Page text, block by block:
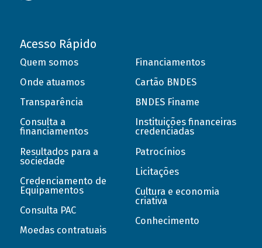
Acesso Rápido
Quem somos
Onde atuamos
Transparência
Consulta a
financiamentos
Resultados para a
sociedade
Credenciamento de
Equipamentos
Consulta PAC
Moedas contratuais
Financiamentos
Cartão BNDES
BNDES Finame
Instituições financeiras
credenciadas
Patrocínios
Licitações
Cultura e economia
criativa
Conhecimento